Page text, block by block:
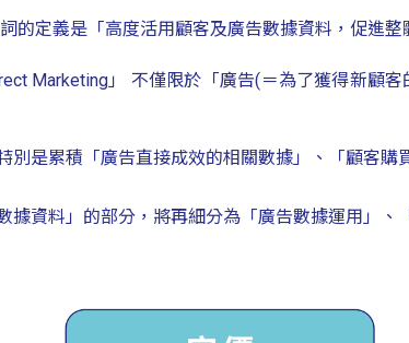
的定義是「高度活用顧客及廣告數據資料，促進整
Marketing」 不僅限於「廣告(＝為了獲得新顧
別是累積「廣告直接成效的相關數據」、「顧客購
據資料」的部分，將再細分為「廣告數據運用」、